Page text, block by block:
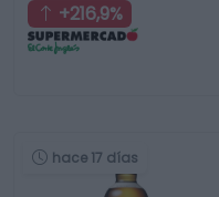
+216,9%
hace 17 días